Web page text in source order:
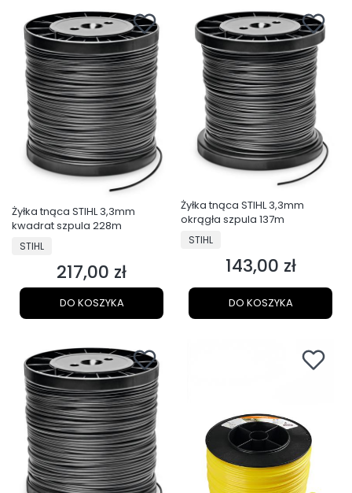
Żyłka tnąca STIHL 3,3mm
kwadrat szpula 228m
PRODUCENT
STIHL
Cena
217,00 zł
DO KOSZYKA
Żyłka tnąca STIHL 3,3mm
okrągła szpula 137m
PRODUCENT
STIHL
Cena
143,00 zł
DO KOSZYKA